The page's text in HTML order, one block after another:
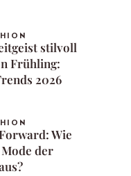
stilvoll
Frühling:
2026
Wie
der